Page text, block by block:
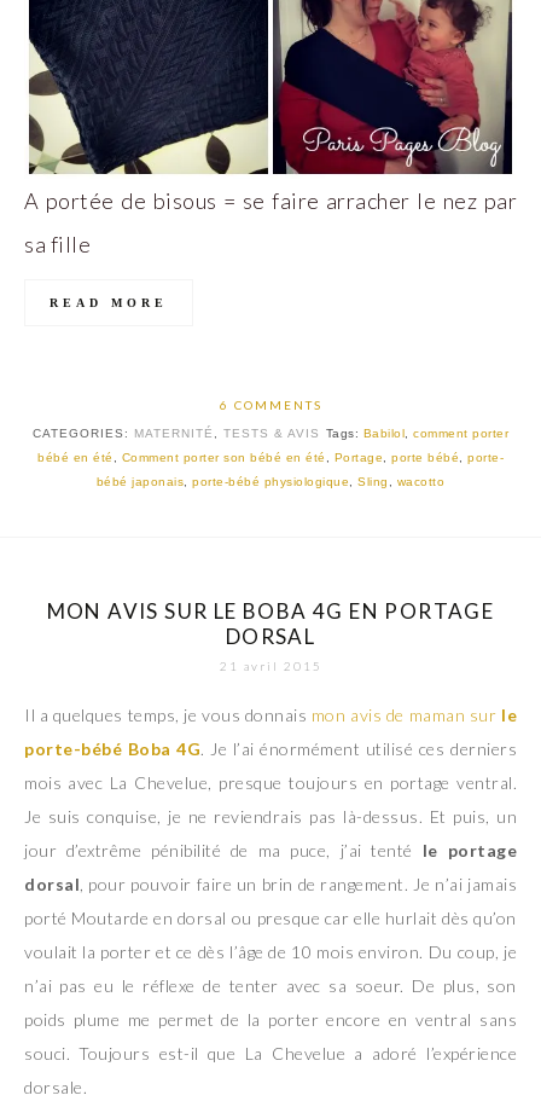
A portée de bisous = se faire arracher le nez par
sa fille
READ MORE
6 COMMENTS
CATEGORIES: MATERNITÉ TESTS & AVIS Tags: Babilol ,comment porter
bébé en été
Comment porter son bébé en été Portage porte bébé
porte-
bébé japonais ,porte-bébé physiologique ,Sling wacotto
MON AVIS SUR LE BOBA 4G EN PORTAGE
DORSAL
21 avril 2015
Il a quelques temps, je vous donnais mon avis de maman sur le
porte-bébé Boba 4G. Je l’ai énormément utilisé ces derniers
mois avec La Chevelue, presque toujours en portage ventral.
Je suis conquise, je ne reviendrais pas là-dessus. Et puis, un
jour d’extrême pénibilité de ma puce, j’ai tenté le portage
dorsal , pour pouvoir faire un brin de rangement. Je n’ai jamais
porté Moutarde en dorsal ou presque car elle hurlait dès qu’on
voulait la porter et ce dès l’âge de 10 mois environ. Du coup, je
n’ai pas eu le réflexe de tenter avec sa soeur. De plus, son
poids plume me permet de la porter encore en ventral sans
souci. Toujours est-il que La Chevelue a adoré l’expérience
dorsale.